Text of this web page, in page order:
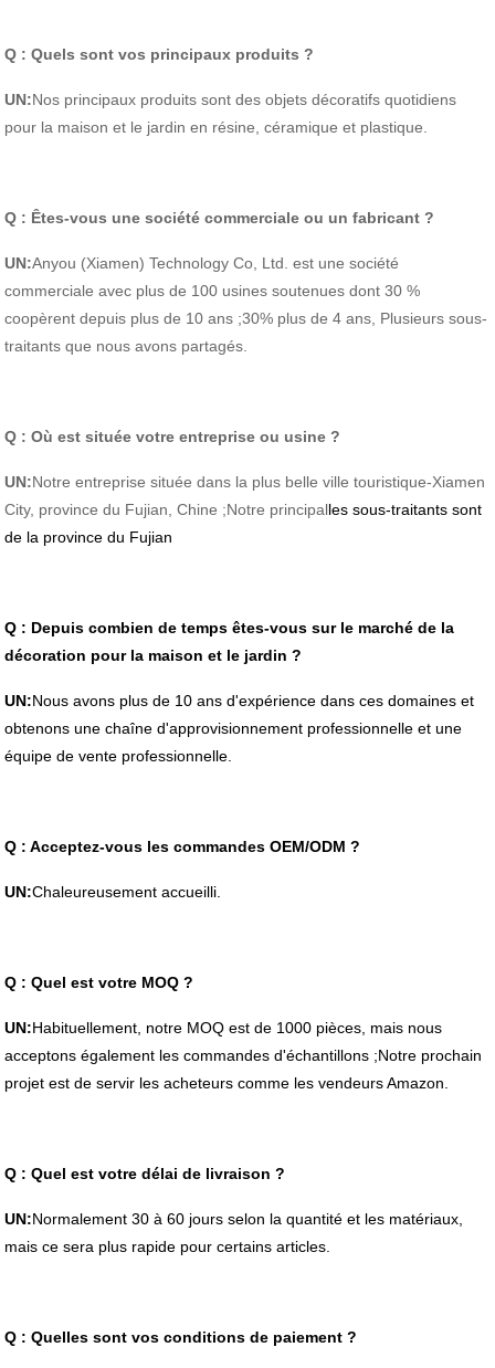
Q : Quels sont vos principaux produits ?
UN:Nos principaux produits sont des objets décoratifs quotidiens
pour la maison et le jardin en résine, céramique et plastique.
Q : Êtes-vous une société commerciale ou un fabricant ?
UN:Anyou (Xiamen) Technology Co, Ltd. est une société
commerciale avec plus de 100 usines soutenues dont 30 %
coopèrent depuis plus de 10 ans ;30% plus de 4 ans, Plusieurs sous-
traitants que nous avons partagés.
Q : Où est située votre entreprise ou usine ?
UN:Notre entreprise située dans la plus belle ville touristique-Xiamen
City, province du Fujian, Chine ;Notre principalles sous-traitants sont
de la province du Fujian
Q : Depuis combien de temps êtes-vous sur le marché de la
décoration pour la maison et le jardin ?
UN:Nous avons plus de 10 ans d'expérience dans ces domaines et
obtenons une chaîne d'approvisionnement professionnelle et une
équipe de vente professionnelle.
Q : Acceptez-vous les commandes OEM/ODM ?
UN:Chaleureusement accueilli.
Q : Quel est votre MOQ ?
UN:Habituellement, notre MOQ est de 1000 pièces, mais nous
acceptons également les commandes d'échantillons ;Notre prochain
projet est de servir les acheteurs comme les vendeurs Amazon.
Q : Quel est votre délai de livraison ?
UN:Normalement 30 à 60 jours selon la quantité et les matériaux,
mais ce sera plus rapide pour certains articles.
Q : Quelles sont vos conditions de paiement ?